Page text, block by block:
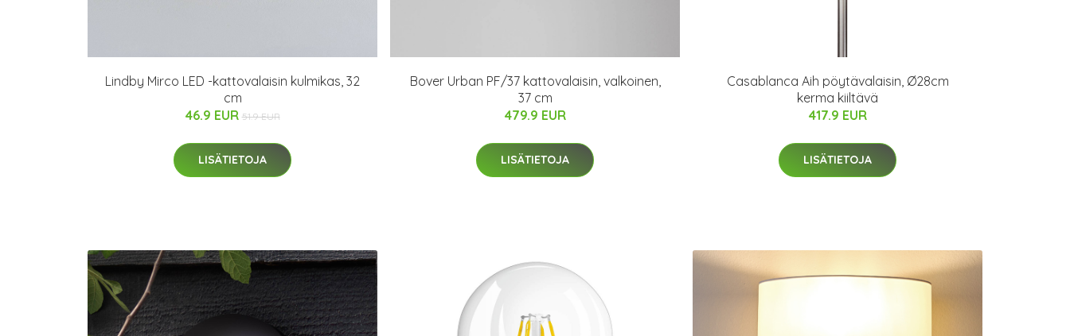
Lindby Mirco LED -kattovalaisin kulmikas, 32
cm
46.9 EUR 51.9 EUR
LISÄTIETOJA
Bover Urban PF/37 kattovalaisin, valkoinen,
37 cm
479.9 EUR
LISÄTIETOJA
Casablanca Aih pöytävalaisin, Ø28cm
kerma kiiltävä
417.9 EUR
LISÄTIETOJA